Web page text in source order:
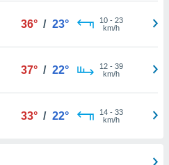
36° / 23° 10- 23
km/h
37° / 22° 12- 39
km/h
33° / 22° 14- 33
km/h